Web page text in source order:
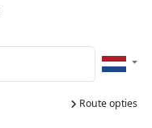
Route opties